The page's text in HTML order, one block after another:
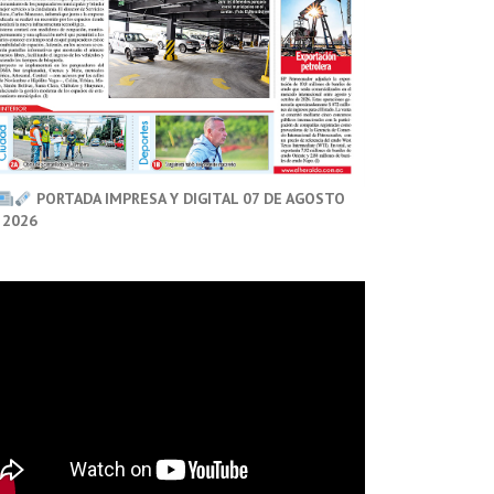
PORTADA IMPRESA Y DIGITAL 07 DE AGOSTO
2026